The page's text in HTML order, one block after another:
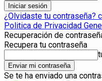
¿Olvidaste tu contraseña?
Politica de Privacidad
Recuperación de
Recupera tu contraseña
Se te ha enviado una